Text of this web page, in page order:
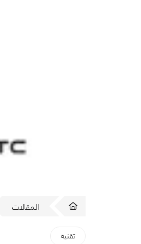
المقالات
تقنية